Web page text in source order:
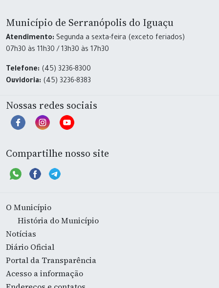
Município de Serranópolis do Iguaçu
Atendimento: Segunda a sexta-feira (exceto feriados)
07h30 às 11h30 / 13h30 às 17h30
Telefone: (45) 3236-8300
Ouvidoria: (45) 3236-8383
Nossas redes sociais
Compartilhe nosso site
O Município
História do Município
Notícias
Diário Oficial
Portal da Transparência
Acesso a informação